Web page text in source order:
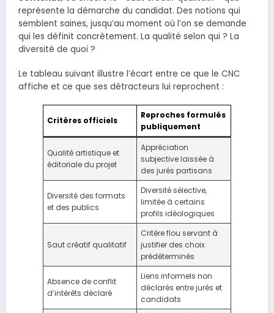
représente la démarche du candidat. Des notions qui
semblent saines, jusqu’au moment où l’on se demande
qui les définit concrètement. La qualité selon qui ? La
diversité de quoi ?
Le tableau suivant illustre l’écart entre ce que le CNC
affiche et ce que ses détracteurs lui reprochent :
Critères officiels
Reproches formulés
publiquement
Qualité artistique et
éditoriale du projet
Appréciation
subjective laissée à
des jurés partisans
Diversité des formats
et des publics
Diversité sélective,
limitée à certains
profils idéologiques
Saut créatif qualitatif
Critère flou servant à
justifier des choix
prédéterminés
Absence de conflit
d’intérêts déclaré
Liens informels non
déclarés entre jurés et
candidats